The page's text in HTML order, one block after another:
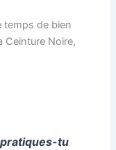
temps de bien
Ceinture Noire,
tu